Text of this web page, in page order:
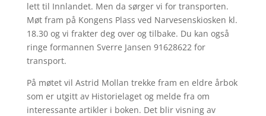
lett til Innlandet. Men da sørger vi for transporten.
Møt fram på Kongens Plass ved Narvesenskiosken kl.
18.30 og vi frakter deg over og tilbake. Du kan også
ringe formannen Sverre Jansen 91628622 for
transport.
På møtet vil Astrid Mollan trekke fram en eldre årbok
som er utgitt av Historielaget og melde fra om
interessante artikler i boken. Det blir visning av